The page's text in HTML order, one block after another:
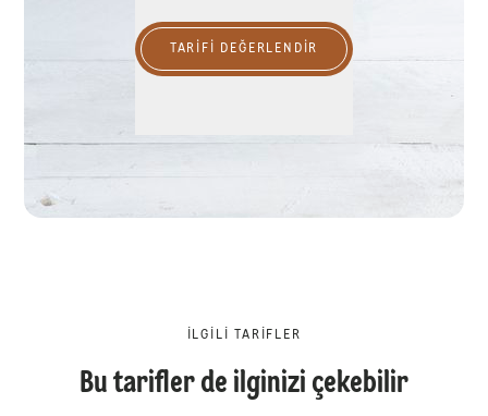
TARIFI DEĞERLENDİR
İLGILI TARIFLER
Bu tarifler de ilginizi çekebilir